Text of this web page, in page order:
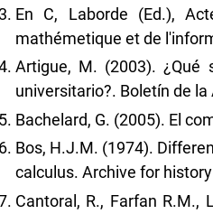
En C, Laborde (Ed.),
mathémetique et de
Artigue, M. (2003). ¿Qué
universitario?. Boletín de
Bachelard, G. (2005). El
Bos, H.J.M. (1974).
calculus. Archive for
Cantoral, R., Farfan R.M.,